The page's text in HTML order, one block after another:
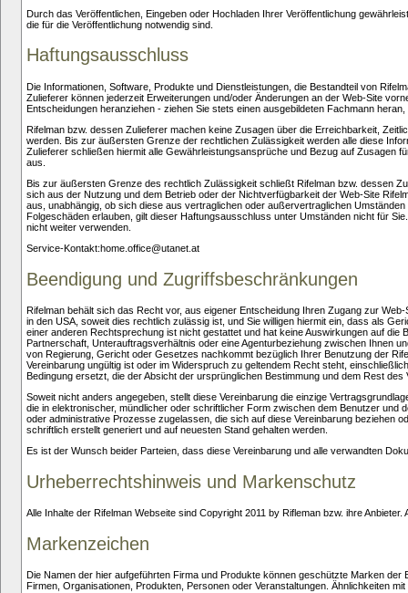
Durch das Veröffentlichen, Eingeben oder Hochladen Ihrer Veröffentlichung
die für die Veröffentlichung notwendig sind.
Haftungsausschluss
Die Informationen, Software, Produkte und Dienstleistungen, die Bestandteil von
Zulieferer können jederzeit Erweiterungen und/oder Änderungen an der Web-Site
Entscheidungen heranziehen - ziehen Sie stets einen ausgebildeten Fachmann
Rifelman bzw. dessen Zulieferer machen keine Zusagen über die Erreichbarkeit,
werden. Bis zur äußersten Grenze der rechtlichen Zulässigkeit werden alle diese
Zulieferer schließen hiermit alle Gewährleistungsansprüche und Bezug auf Zusagen
aus.
Bis zur äußersten Grenze des rechtlich Zulässigkeit schließt Rifelman bzw. dessen
sich aus der Nutzung und dem Betrieb oder der Nichtverfügbarkeit der Web-Site
aus, unabhängig, ob sich diese aus vertraglichen oder außervertraglichen
Folgeschäden erlauben, gilt dieser Haftungsausschluss unter Umständen nicht für
nicht weiter verwenden.
Service-Kontakt:home.office@utanet.at
Beendigung und Zugriffsbeschränkungen
Rifelman behält sich das Recht vor, aus eigener Entscheidung Ihren Zugang zur
in den USA, soweit dies rechtlich zulässig ist, und Sie willigen hiermit ein, dass als
einer anderen Rechtsprechung ist nicht gestattet und hat keine Auswirkungen auf
Partnerschaft, Unterauftragsverhältnis oder eine Agenturbeziehung zwischen Ihnen
von Regierung, Gericht oder Gesetzes nachkommt bezüglich Ihrer Benutzung der
Vereinbarung ungültig ist oder im Widerspruch zu geltendem Recht steht,
Bedingung ersetzt, die der Absicht der ursprünglichen Bestimmung und dem Rest
Soweit nicht anders angegeben, stellt diese Vereinbarung die einzige
die in elektronischer, mündlicher oder schriftlicher Form zwischen dem Benutzer
oder administrative Prozesse zugelassen, die sich auf diese Vereinbarung beziehen
schriftlich erstellt generiert und auf neuesten Stand gehalten werden.
Es ist der Wunsch beider Parteien, dass diese Vereinbarung und alle verwandten
Urheberrechtshinweis und Markenschutz
Alle Inhalte der Rifelman Webseite sind Copyright 2011 by Rifleman bzw. ihre
Markenzeichen
Die Namen der hier aufgeführten Firma und Produkte können geschützte Marken
Firmen, Organisationen, Produkten, Personen oder Veranstaltungen. Ähnlichkeiten